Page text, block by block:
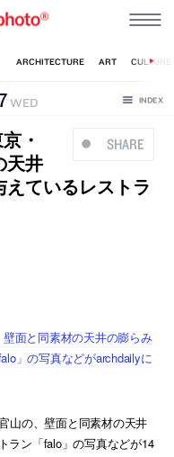
WED
SHARE
・
天井
ているレストラ
面と同素材の天井の膨らみ
」の写真などがarchdailyに
山の、壁面と同素材の天井
ラン「falo」の写真などが14